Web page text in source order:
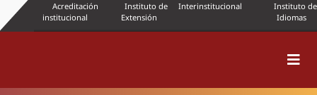
Acreditación
institucional
Instituto de
Extensión
Interinstitucional
Instituto de
Idiomas